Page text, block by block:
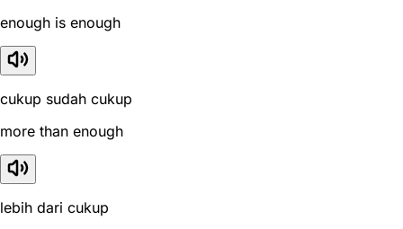
enough is enough
cukup sudah cukup
more than enough
lebih dari cukup